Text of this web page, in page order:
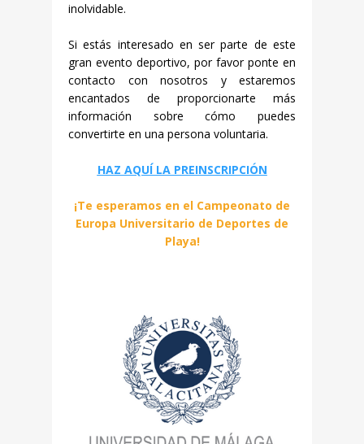
inolvidable.
Si estás interesado en ser parte de este
gran evento deportivo, por favor ponte en
contacto con nosotros y estaremos
encantados de proporcionarte más
información sobre cómo puedes
convertirte en una persona voluntaria.
HAZ AQUÍ LA PREINSCRIPCIÓN
¡Te esperamos en el Campeonato de
Europa Universitario de Deportes de
Playa!